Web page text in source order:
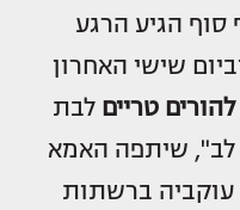
סוף הגיע הרגע
שישי האחרון
להורים טריים לבת
לב", שיתפה האמא
עוקביה ברשתות